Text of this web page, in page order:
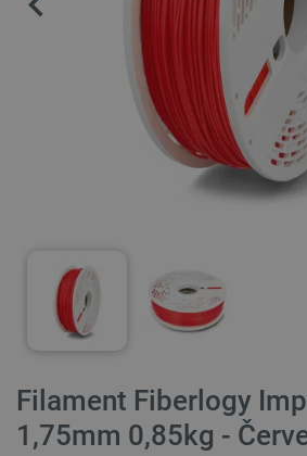
Filament Fiberlogy
1,75mm 0,85kg -